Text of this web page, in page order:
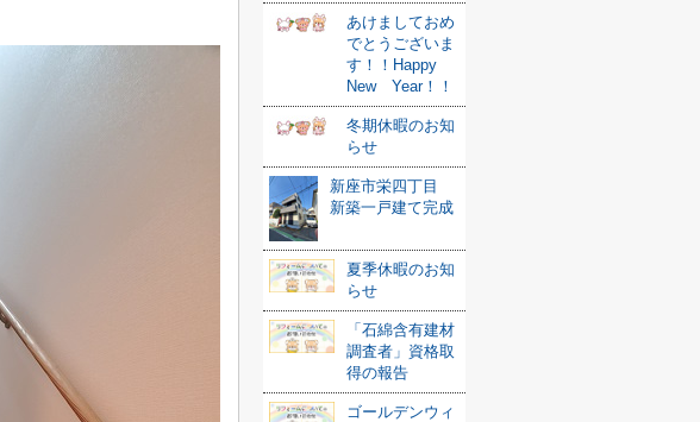
あけましておめ
でとうございま
す！！Happy
New Year！！
冬期休暇のお知
らせ
新座市栄四丁目
新築一戸建て完成
夏季休暇のお知
らせ
「石綿含有建材
調査者」資格取
得の報告
ゴールデンウィ